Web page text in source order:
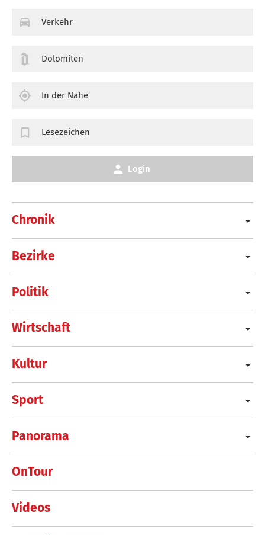
Chronik
Bezirke
Politik
Wirtschaft
Kultur
Sport
Panorama
OnTour
Videos
Verkehr
Dolomiten
In der Nähe
Lesezeichen
Login